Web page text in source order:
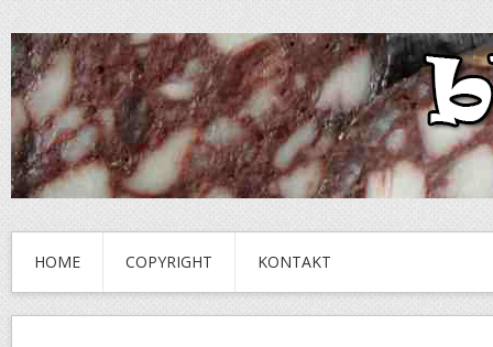
HOME COPYRIGHT KONTAKT